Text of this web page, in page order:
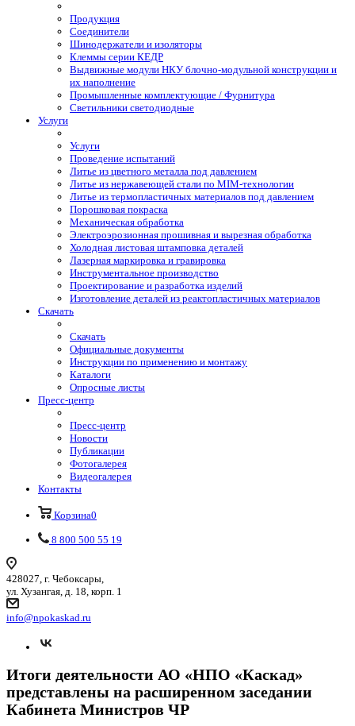
Продукция
Соединители
Шинодержатели и изоляторы
Клеммы серии КЕДР
Выдвижные модули НКУ блочно-модульной конструкции и
их наполнение
Промышленные комплектующие / Фурнитура
Светильники светодиодные
Услуги
Услуги
Проведение испытаний
Литье из цветного металла под давлением
Литье из нержавеющей стали по MIM-технологии
Литье из термопластичных материалов под давлением
Порошковая покраска
Механическая обработка
Электроэрозионная прошивная и вырезная обработка
Холодная листовая штамповка деталей
Лазерная маркировка и гравировка
Инструментальное производство
Проектирование и разработка изделий
Изготовление деталей из реактопластичных материалов
Скачать
Скачать
Официальные документы
Инструкции по применению и монтажу
Каталоги
Опросные листы
Пресс-центр
Пресс-центр
Новости
Публикации
Фотогалерея
Видеогалерея
Контакты
Корзина0
8 800 500 55 19
428027, г. Чебоксары,
ул. Хузангая, д. 18, корп. 1
info@npokaskad.ru
Итоги деятельности АО «НПО «Каскад»
представлены на расширенном заседании
Кабинета Министров ЧР